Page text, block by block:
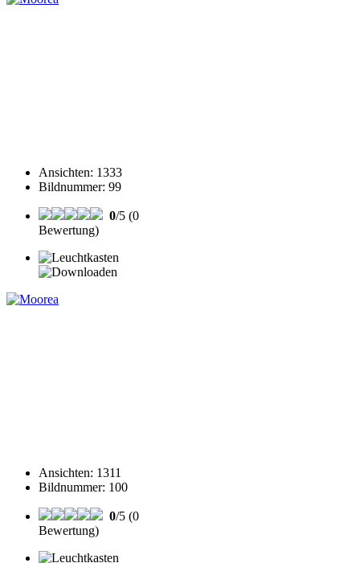
Ansichten: 1333
Bildnummer: 99
0/5 (0
Bewertung)
Ansichten: 1311
Bildnummer: 100
0/5 (0
Bewertung)